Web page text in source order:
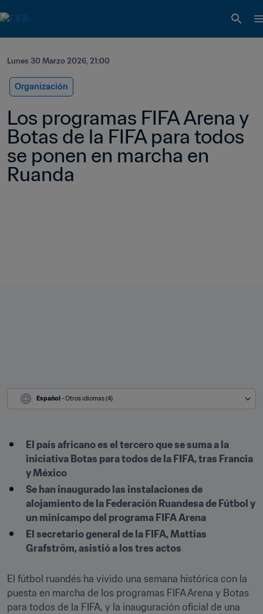
Lunes 30 Marzo 2026, 21:00
Organización
Los programas FIFA Arena y
Botas de la FIFA para todos
se ponen en marcha en
Ruanda
Español - Otros idiomas (4)
El país africano es el tercero que se suma a la
iniciativa Botas para todos de la FIFA, tras Francia
y México
Se han inaugurado las instalaciones de
alojamiento de la Federación Ruandesa de Fútbol y
un minicampo del programa FIFA Arena
El secretario general de la FIFA, Mattias
Grafström, asistió a los tres actos
El fútbol ruandés ha vivido una semana histórica con la
puesta en marcha de los programas FIFA Arena y Botas
para todos de la FIFA, y la inauguración oficial de una